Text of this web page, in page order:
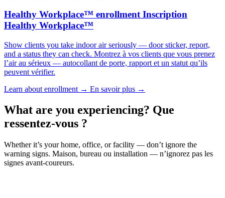
Healthy Workplace™ enrollment Inscription
Healthy Workplace™
Show clients you take indoor air seriously — door sticker, report,
and a status they can check. Montrez à vos clients que vous prenez
l’air au sérieux — autocollant de porte, rapport et un statut qu’ils
peuvent vérifier.
Learn about enrollment → En savoir plus →
What are you experiencing? Que
ressentez-vous ?
Whether it’s your home, office, or facility — don’t ignore the
warning signs. Maison, bureau ou installation — n’ignorez pas les
signes avant-coureurs.